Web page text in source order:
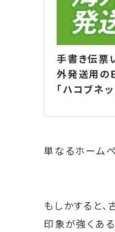
手書き伝票
外発送用の
「ハコブネッ
単なるホーム
もしかすると
印象が強くあ